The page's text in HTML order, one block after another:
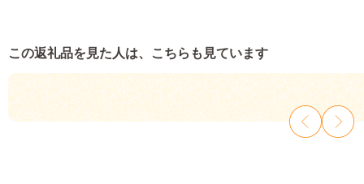
この返礼品を見た人は、こちらも見ています